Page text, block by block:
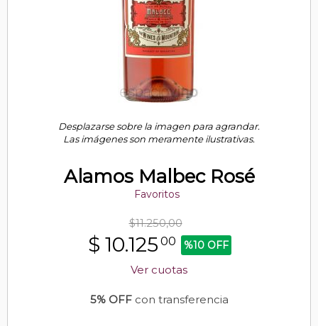
Desplazarse sobre la imagen para agrandar.
Las imágenes son meramente ilustrativas.
Alamos Malbec Rosé
Favoritos
$11.250,00
$ 10.125 00 %10 OFF
Ver cuotas
5% OFFcon transferencia